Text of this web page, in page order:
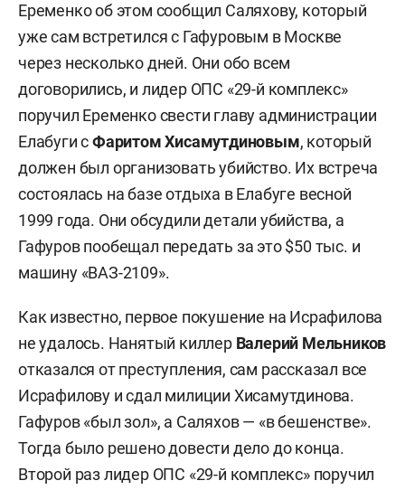
Еременко об этом сообщил Саляхову, который
уже сам встретился с Гафуровым в Москве
через несколько дней. Они обо всем
договорились, и лидер ОПС «29-й комплекс»
поручил Еременко свести главу администрации
Елабуги сФаритом Хисамутдиновым, который
должен был организовать убийство. Их встреча
состоялась на базе отдыха в Елабуге весной
1999 года. Они обсудили детали убийства, а
Гафуров пообещал передать за это $50 тыс. и
машину «ВАЗ-2109».
Как известно, первое покушение на Исрафилова
не удалось. Нанятый киллер Валерий Мельников
отказался от преступления, сам рассказал все
Исрафилову и сдал милиции Хисамутдинова.
Гафуров «был зол», а Саляхов — «в бешенстве».
Тогда было решено довести дело до конца.
Второй раз лидер ОПС «29-й комплекс» поручил